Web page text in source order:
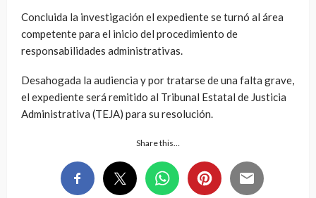
Concluida la investigación el expediente se turnó al área
competente para el inicio del procedimiento de
responsabilidades administrativas.
Desahogada la audiencia y por tratarse de una falta grave,
el expediente será remitido al Tribunal Estatal de Justicia
Administrativa (TEJA) para su resolución.
Share this…